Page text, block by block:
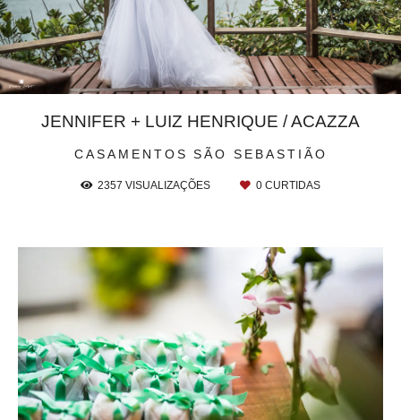
CASAMENTOS SÃO SEBASTIÃO
JENNIFER + LUIZ HENRIQUE / ACAZZA
2357 VISUALIZAÇÕES 0 CURTIDAS